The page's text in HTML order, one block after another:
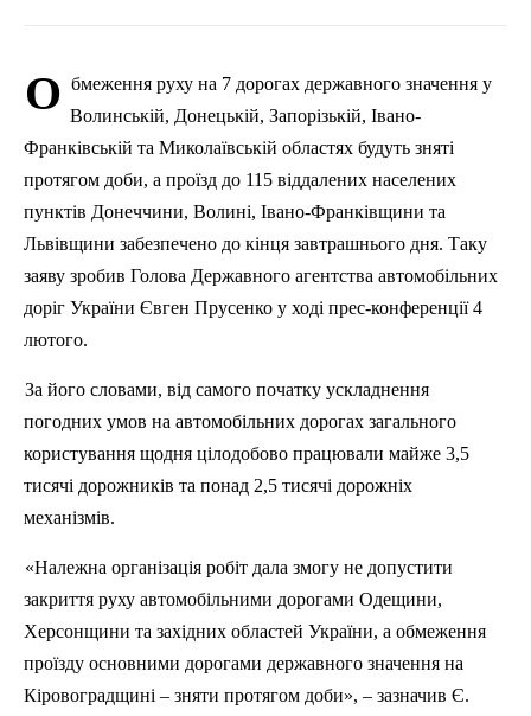
О бмеження руху на 7 дорогах державного значення у
Волинській, Донецькій, Запорізькій, Івано-
Франківській та Миколаївській областях будуть зняті
протягом доби, а проїзд до 115 віддалених населених
пунктів Донеччини, Волині, Івано-Франківщини та
Львівщини забезпечено до кінця завтрашнього дня. Таку
заяву зробив Голова Державного агентства автомобільних
доріг України Євген Прусенко у ході прес-конференції 4
лютого.
За його словами, від самого початку ускладнення
погодних умов на автомобільних дорогах загального
користування щодня цілодобово працювали майже 3,5
тисячі дорожників та понад 2,5 тисячі дорожніх
механізмів.
«Належна організація робіт дала змогу не допустити
закриття руху автомобільними дорогами Одещини,
Херсонщини та західних областей України, а обмеження
проїзду основними дорогами державного значення на
Кіровоградщині – зняти протягом доби», – зазначив Є.